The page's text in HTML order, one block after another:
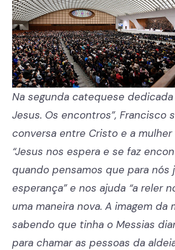
Na segunda catequese dedicada
Jesus. Os encontros”, Francisco
conversa entre Cristo e a mulher
“Jesus nos espera e se faz
quando pensamos que para nós
esperança” e nos ajuda “a reler
uma maneira nova. A imagem da
sabendo que tinha o Messias
para chamar as pessoas da